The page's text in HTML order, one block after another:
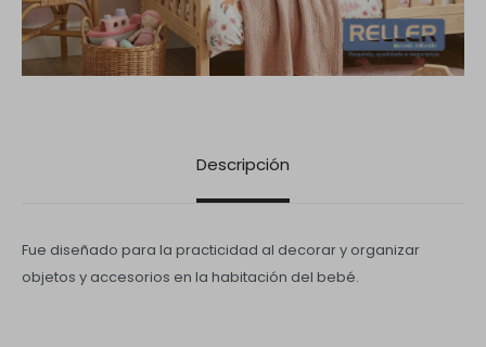
Descripción
Fue diseñado para la practicidad al decorar y organizar
objetos y accesorios en la habitación del bebé.